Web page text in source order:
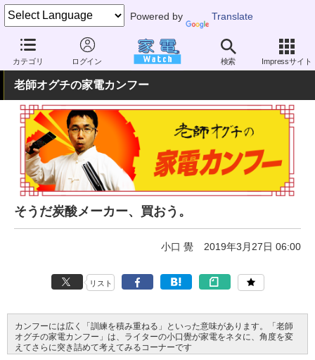
Powered by Translate
カテゴリ ログイン 検索 Impressサイト
家電 Watch 生活家電 キッチン家電 その他
老師オグチの家電カンフー
そうだ炭酸メーカー、買おう。
小口 覺 2019年3月27日 06:00
リスト
カンフーには広く「訓練を積み重ねる」といった意味があります。「老師
オグチの家電カンフー」は、ライターの小口覺が家電をネタに、角度を変
えてさらに突き詰めて考えてみるコーナーです